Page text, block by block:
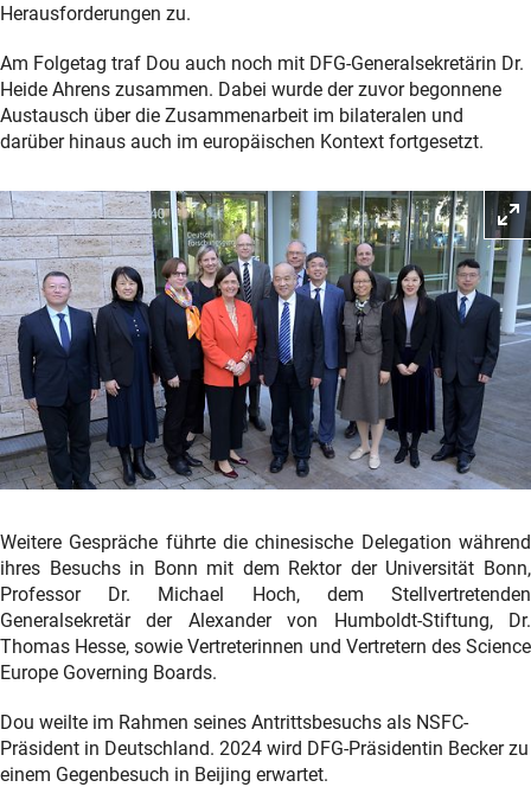
Herausforderungen zu.
Am Folgetag traf Dou auch noch mit DFG-Generalsekretärin Dr.
Heide Ahrens zusammen. Dabei wurde der zuvor begonnene
Austausch über die Zusammenarbeit im bilateralen und
darüber hinaus auch im europäischen Kontext fortgesetzt.
Weitere Gespräche führte die chinesische Delegation während
ihres Besuchs in Bonn mit dem Rektor der Universität Bonn,
Professor Dr. Michael Hoch, dem Stellvertretenden
Generalsekretär der Alexander von Humboldt-Stiftung, Dr.
Thomas Hesse, sowie Vertreterinnen und Vertretern des Science
Europe Governing Boards.
Dou weilte im Rahmen seines Antrittsbesuchs als NSFC-
Präsident in Deutschland. 2024 wird DFG-Präsidentin Becker zu
einem Gegenbesuch in Beijing erwartet.